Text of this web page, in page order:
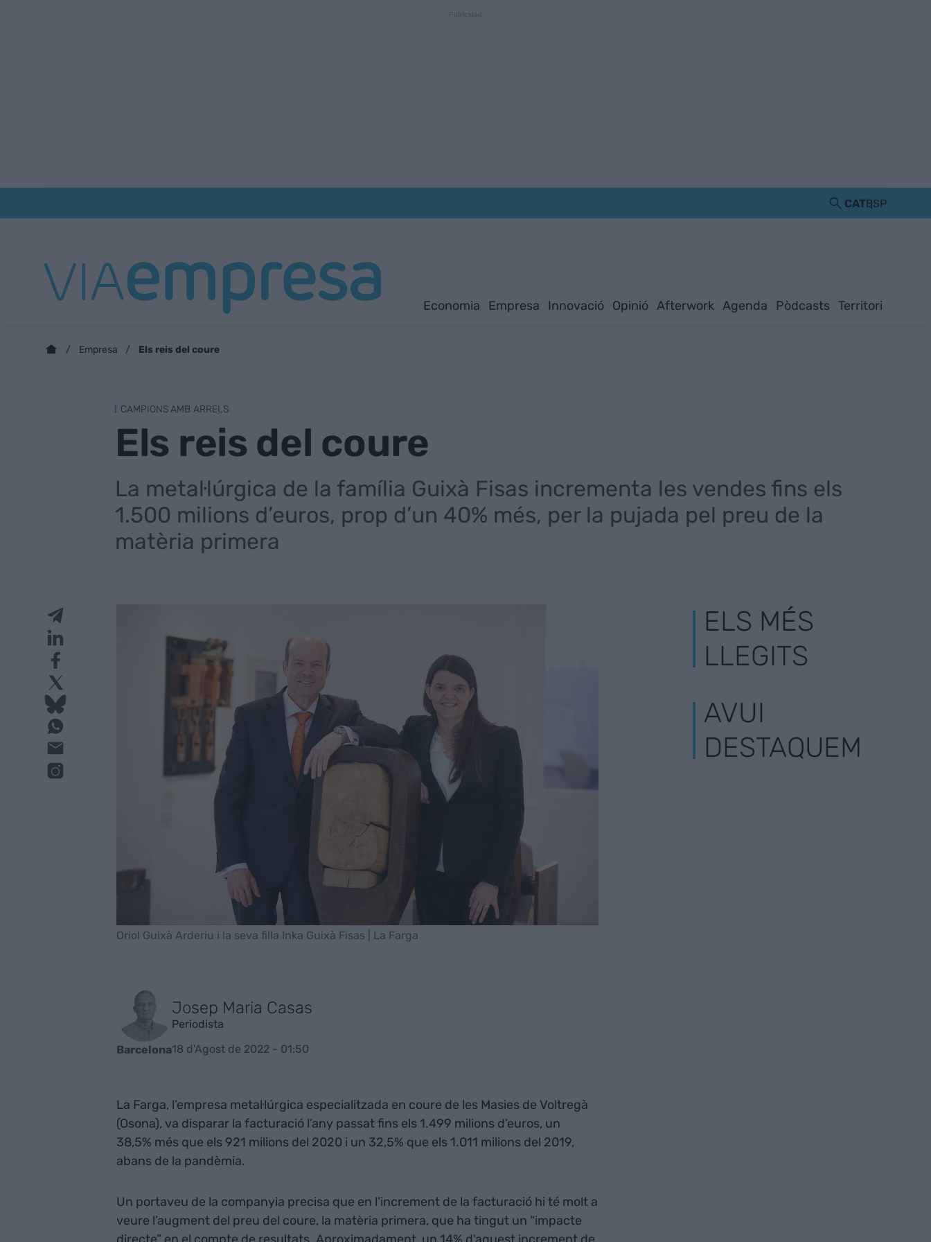
CATESP
Economia Empresa Innovació Opinió Afterwork Agenda Pòdcasts Territori
Empresa Els reis del coure
CAMPIONS AMB ARRELS
Els reis del coure
La metal·lúrgica de la família Guixà Fisas incrementa les vendes fins els
1.500 milions d’euros, prop d’un 40% més, per la pujada pel preu de la
matèria primera
Oriol Guixà Arderiu i la seva filla Inka Guixà Fisas | La Farga
Josep Maria Casas
Periodista
Barcelona18 d'Agost de 2022 - 01:50
La Farga, l’empresa metal·lúrgica especialitzada en coure de les Masies de Voltregà
(Osona), va disparar la facturació l’any passat fins els 1.499 milions d’euros, un
38,5% més que els 921 milions del 2020 i un 32,5% que els 1.011 milions del 2019,
abans de la pandèmia.
Un portaveu de la companyia precisa que en l’increment de la facturació hi té molt a
veure l’augment del preu del coure, la matèria primera, que ha tingut un “impacte
ELS MÉS
LLEGITS
AVUI
DESTAQUEM